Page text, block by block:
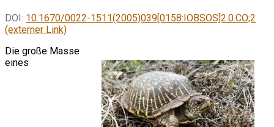
DOI: 10.1670/0022-1511(2005)039[0158:IOBSOS]2.0.CO;2
(externer Link)
Die große Masse
eines